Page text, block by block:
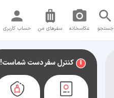
جستجو عکاسخانه سفر‌های من حساب کاربری
کنترل سفر دست شماست!